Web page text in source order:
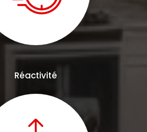
Réactivité